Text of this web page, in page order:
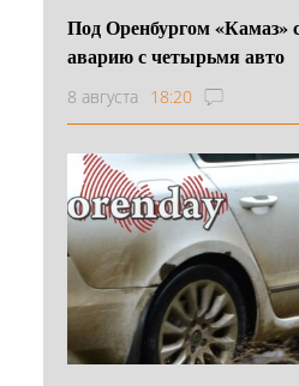
Под Оренбургом «Камаз»
аварию с четырьмя авто
8 августа 18:20